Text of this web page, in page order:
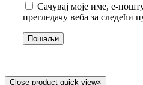
Сачувај моје име, е-
прегледачу веба за следећи
Close product quick view×